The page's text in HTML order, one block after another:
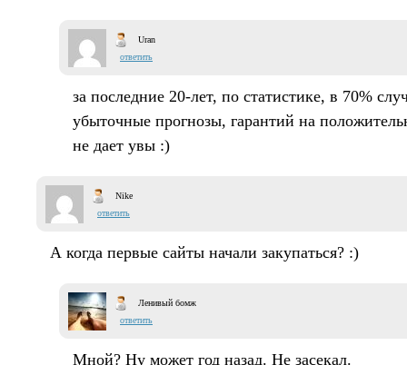
Uran
ответить
за последние 20-лет, по статистике, в 70%
убыточные прогнозы, гарантий на
не дает увы :)
Nike
ответить
А когда первые сайты начали закупаться? :)
Ленивый бомж
ответить
Мной? Ну может год назад. Не засекал.